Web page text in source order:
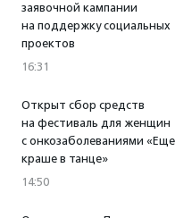
заявочной кампании
на поддержку социальных
проектов
16:31
Открыт сбор средств
на фестиваль для женщин
с онкозаболеваниями «Еще
краше в танце»
14:50